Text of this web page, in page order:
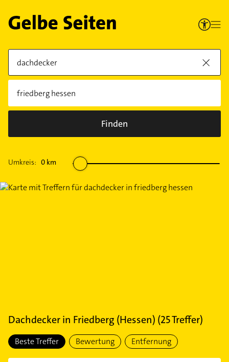
Finden
Umkreis: 0 km
Dachdeckerin Friedberg (Hessen) (25Treffer)
Beste Treffer Bewertung Entfernung